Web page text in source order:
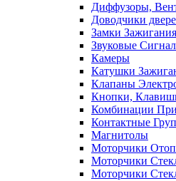
Диффузоры,
Доводчики
Замки Зажигания
Звуковые
Камеры
Катушки
Клапаны
Кнопки,
Комбинации
Контактные
Магнитолы
Моторчики
Моторчики
Моторчики